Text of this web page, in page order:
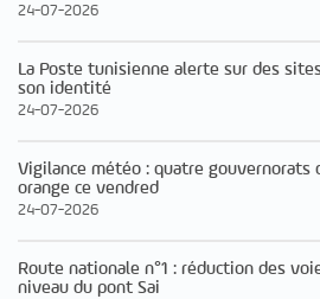
24-07-2026
La Poste tunisienne alerte sur des
son identité
24-07-2026
Vigilance météo : quatre gouvernorats
orange ce vendred
24-07-2026
Route nationale n°1 : réduction des
niveau du pont Sai